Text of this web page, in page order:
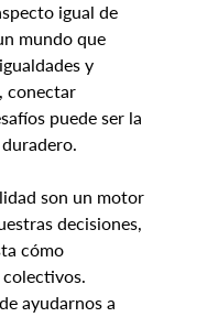
igual de
mundo que
y
conectar
puede ser la
son un motor
decisiones,
cómo
ayudarnos a